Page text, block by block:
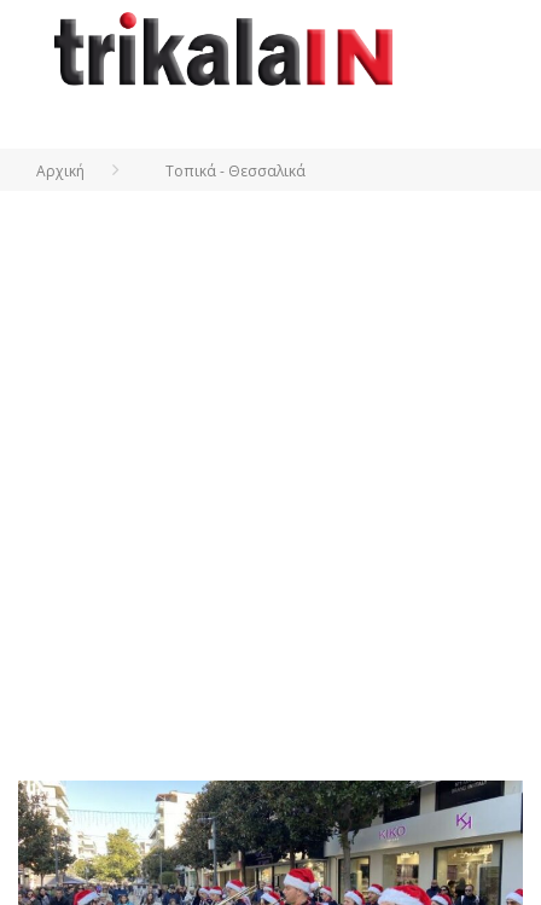
Αρχική Τοπικά - Θεσσαλικά